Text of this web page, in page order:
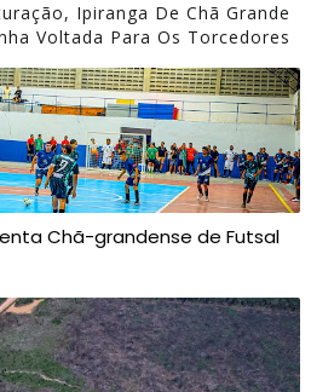
Ipiranga De Chã Grande
Voltada Para Os Torcedores
Chã-grandense de Futsal